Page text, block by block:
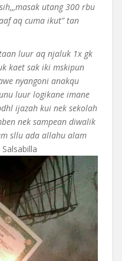
utang 300 rbu
aq cuma ikut” tan
luur aq njaluk 1x gk
kaet sak iki mskipun
nyangoni anakqu
luur logikane imane
ijazah kui nek sekolah
nek sampean diwalik
sllu ada allahu alam